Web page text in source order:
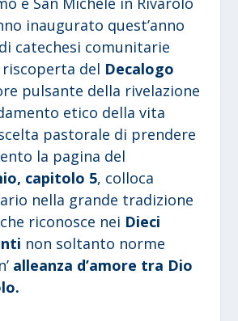
inaugurato quest’anno
catechesi comunitarie
del Decalogo
pulsante della rivelazione
etico della vita
pastorale di prendere
la pagina del
capitolo 5, colloca
nella grande tradizione
riconosce nei Dieci
non soltanto norme
alleanza d’amore tra Dio